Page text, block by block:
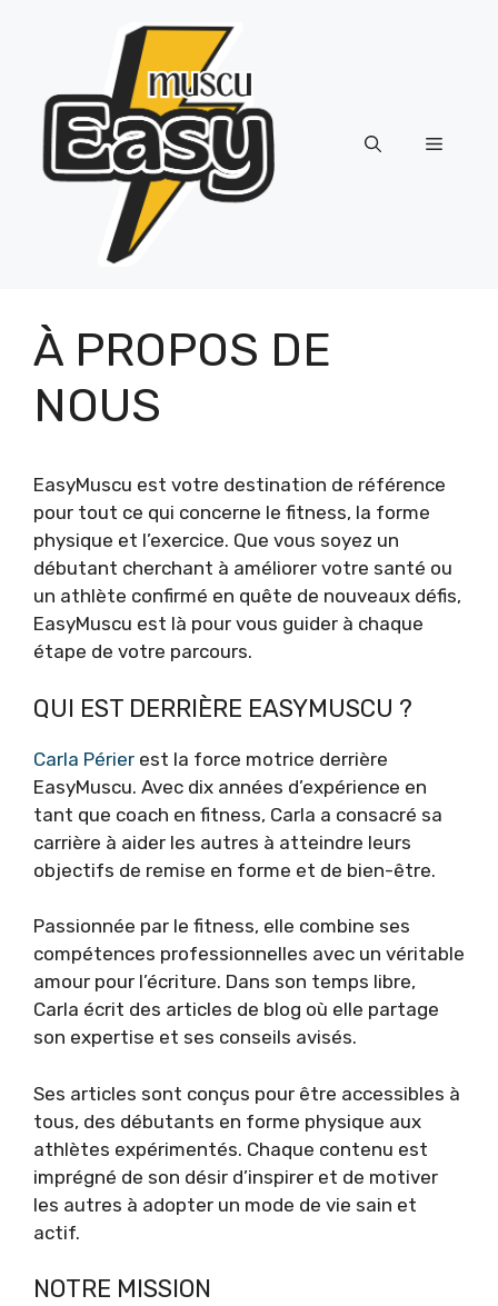
Menu
À PROPOS DE
NOUS
EasyMuscu est votre destination de référence
pour tout ce qui concerne le fitness, la forme
physique et l’exercice. Que vous soyez un
débutant cherchant à améliorer votre santé ou
un athlète confirmé en quête de nouveaux défis,
EasyMuscu est là pour vous guider à chaque
étape de votre parcours.
QUI EST DERRIÈRE EASYMUSCU ?
Carla Périer est la force motrice derrière
EasyMuscu. Avec dix années d’expérience en
tant que coach en fitness, Carla a consacré sa
carrière à aider les autres à atteindre leurs
objectifs de remise en forme et de bien-être.
Passionnée par le fitness, elle combine ses
compétences professionnelles avec un véritable
amour pour l’écriture. Dans son temps libre,
Carla écrit des articles de blog où elle partage
son expertise et ses conseils avisés.
Ses articles sont conçus pour être accessibles à
tous, des débutants en forme physique aux
athlètes expérimentés. Chaque contenu est
imprégné de son désir d’inspirer et de motiver
les autres à adopter un mode de vie sain et
actif.
NOTRE MISSION